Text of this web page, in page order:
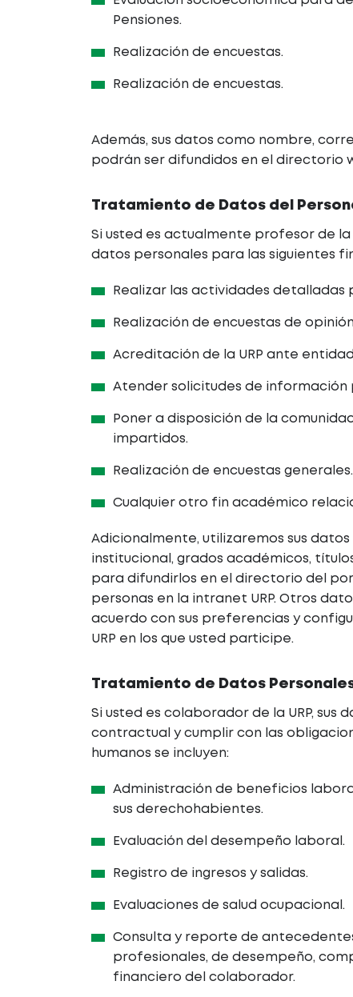
Pensiones.
Realización de encuestas.
Realización de encuestas.
Además, sus datos como nombre,
podrán ser difundidos en el directorio
Tratamiento de Datos del
Si usted es actualmente profesor de
datos personales para las siguientes
Realizar las actividades
Realización de encuestas de
Acreditación de la URP ante
Atender solicitudes de información
Poner a disposición de la
impartidos.
Realización de encuestas generales.
Cualquier otro fin académico
Adicionalmente, utilizaremos sus
institucional, grados académicos,
para difundirlos en el directorio del
personas en la intranet URP. Otros
acuerdo con sus preferencias y
URP en los que usted participe.
Tratamiento de Datos
Si usted es colaborador de la URP,
contractual y cumplir con las
humanos se incluyen:
Administración de beneficios
sus derechohabientes.
Evaluación del desempeño laboral.
Registro de ingresos y salidas.
Evaluaciones de salud ocupacional.
Consulta y reporte de
profesionales, de desempeño,
financiero del colaborador.